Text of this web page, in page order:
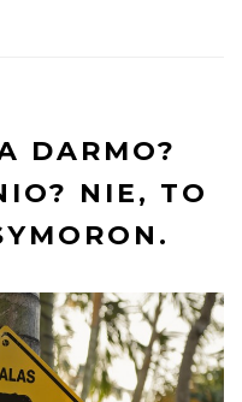
DARMO?
NIE, TO